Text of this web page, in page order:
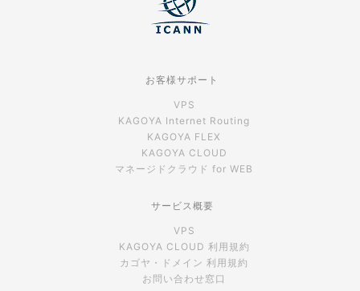
お客様サポート
VPS
KAGOYA Internet Routing
KAGOYA FLEX
KAGOYA CLOUD
マネージドクラウド for WEB
サービス概要
VPS
KAGOYA CLOUD 利用規約
カゴヤ・ドメイン 利用規約
お問い合わせ窓口